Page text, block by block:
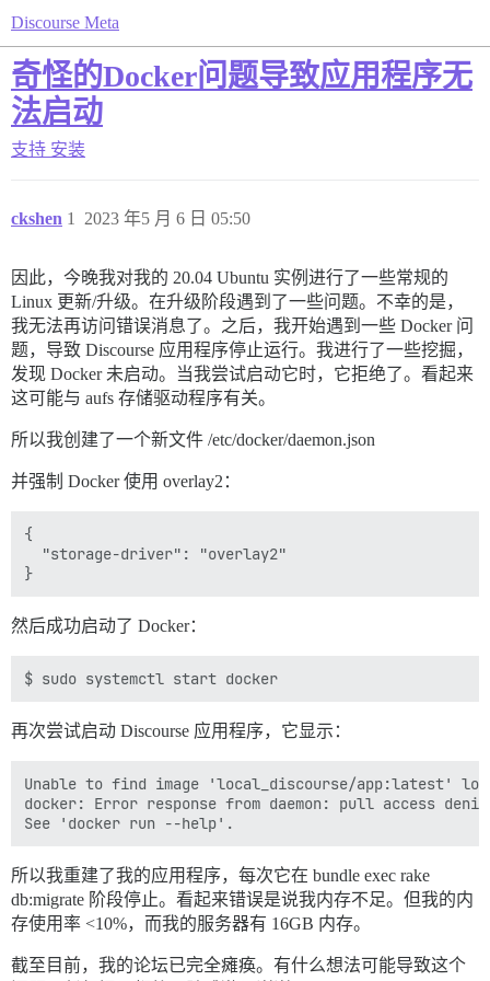
Discourse Meta
奇怪的Docker问题导致应用程序无
法启动
支持 安装
ckshen 2023 年5 月 6 日 05:50
1
因此，今晚我对我的 20.04 Ubuntu 实例进行了一些常规的
Linux 更新/升级。在升级阶段遇到了一些问题。不幸的是，
我无法再访问错误消息了。之后，我开始遇到一些 Docker 问
题，导致 Discourse 应用程序停止运行。我进行了一些挖掘，
发现 Docker 未启动。当我尝试启动它时，它拒绝了。看起来
这可能与 aufs 存储驱动程序有关。
所以我创建了一个新文件 /etc/docker/daemon.json
并强制 Docker 使用 overlay2：
{
  "storage-driver": "overlay2"
然后成功启动了 Docker：
再次尝试启动 Discourse 应用程序，它显示：
Unable to find image 'local_discourse/app:latest'
docker: Error response from daemon: pull access
所以我重建了我的应用程序，每次它在 bundle exec rake
db:migrate 阶段停止。看起来错误是说我内存不足。但我的内
存使用率 <10%，而我的服务器有 16GB 内存。
截至目前，我的论坛已完全瘫痪。有什么想法可能导致这个